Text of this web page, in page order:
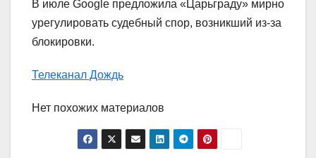
В июле Google предложила «Царьграду» мирно
урегулировать судебный спор, возникший из-за
блокировки.
Телеканал Дождь
Нет похожих материалов